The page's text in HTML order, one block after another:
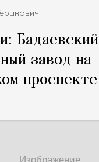
Бадаевский
завод на
проспекте